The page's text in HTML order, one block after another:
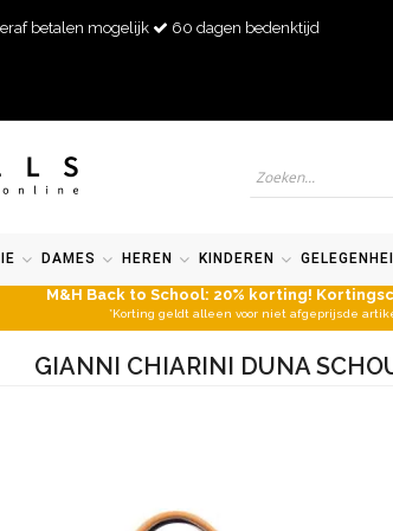
betalen mogelijk 60 dagen bedenktijd
DAMES HEREN KINDEREN
M&H Back to School: 20% korting!
*Korting geldt alleen voor niet afgeprijsde
GIANNI CHIARINI DUNA